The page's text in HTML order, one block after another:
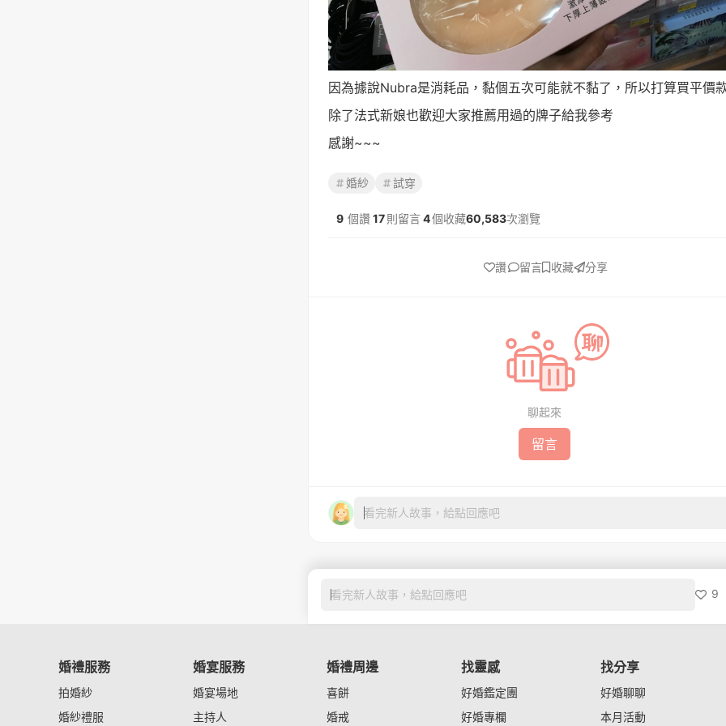
因為據說Nubra是消耗品，黏個五次可能就不黏了，所以打算買平價
除了法式新娘也歡迎大家推薦用過的牌子給我參考
感謝~~~
婚紗 試穿
9 個讚17 則留言4個收藏60,583次瀏覽
讚 留言 收藏 分享
聊起來
留言
看完新人故事，給點回應吧
看完新人故事，給點回應吧 9
婚禮服務
拍婚紗
婚紗禮服
婚宴服務
婚宴場地
主持人
婚禮周邊
喜餅
婚戒
找靈感
好婚鑑定團
好婚專欄
找分享
好婚聊聊
本月活動